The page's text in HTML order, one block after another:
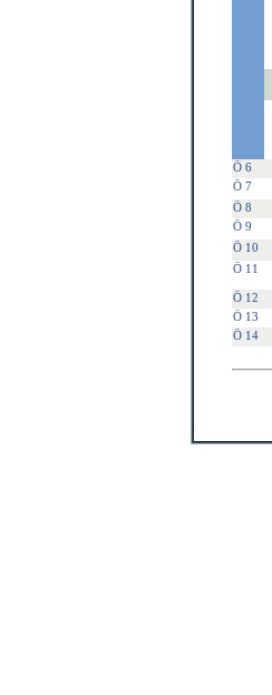
Ö 6
Ö 7
Ö 8
Ö 9
Ö 10
Ö 11
Ö 12
Ö 13
Ö 14